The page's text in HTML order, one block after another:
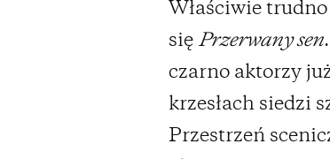
Właściwie
się Przerwany sen
czarno aktorzy
krzesłach siedzi
Przestrzeń